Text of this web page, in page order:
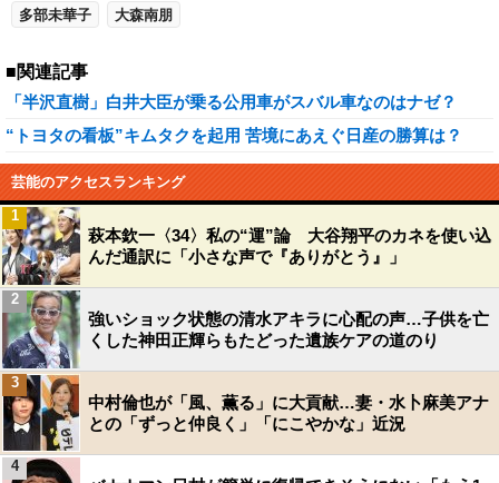
多部未華子 大森南朋
■関連記事
「半沢直樹」白井大臣が乗る公用車がスバル車なのはナゼ？
“トヨタの看板”キムタクを起用 苦境にあえぐ日産の勝算は？
芸能のアクセスランキング
萩本欽一〈34〉私の“運”論 大谷翔平のカネを使い込
んだ通訳に「小さな声で『ありがとう』」
1
強いショック状態の清水アキラに心配の声…子供を亡
くした神田正輝らもたどった遺族ケアの道のり
2
中村倫也が「風、薫る」に大貢献…妻・水卜麻美アナ
との「ずっと仲良く」「にこやかな」近況
3
4